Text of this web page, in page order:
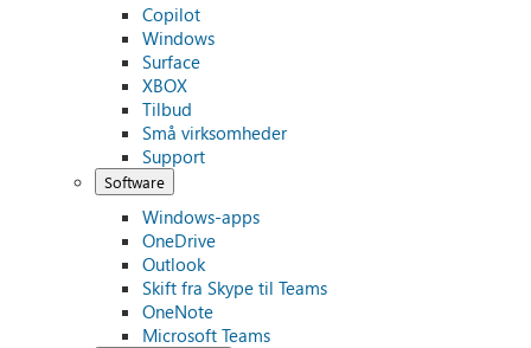
Copilot
Windows
Surface
XBOX
Tilbud
Små virksomheder
Support
Software
Windows-apps
OneDrive
Outlook
Skift fra Skype til Teams
OneNote
Microsoft Teams